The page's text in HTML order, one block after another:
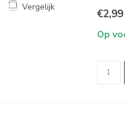
Vergelijk
€2,99
Op